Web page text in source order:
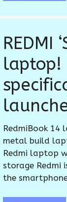
REDMI
laptop!
RedmiBook
metal build
Redmi laptop
storage
the